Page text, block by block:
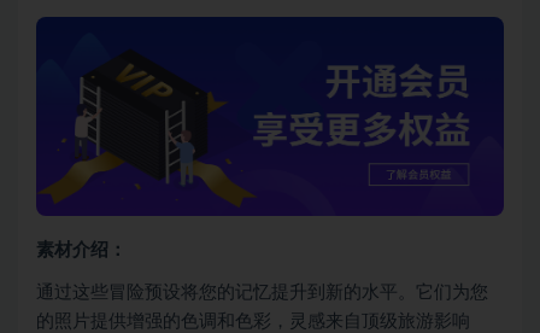
素材介绍：
通过这些冒险预设将您的记忆提升到新的水平。它们为您
的照片提供增强的色调和色彩，灵感来自顶级旅游影响